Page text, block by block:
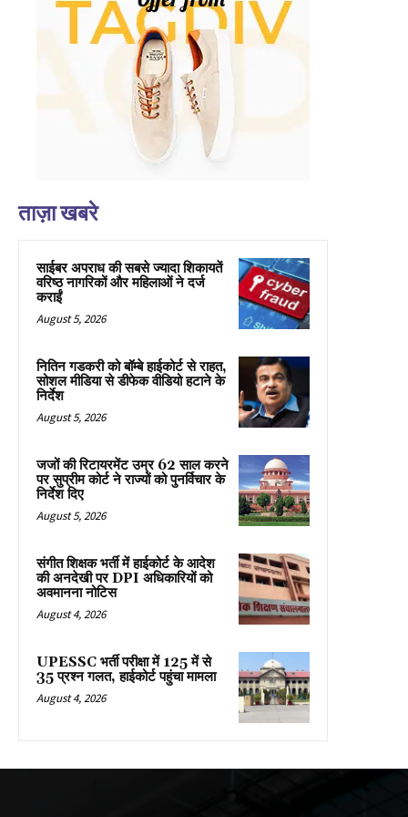
ताज़ा खबरे
साईबर अपराध की सबसे ज्यादा शिकायतें
वरिष्ठ नागरिकों और महिलाओं ने दर्ज
कराईं
August 5, 2026
नितिन गडकरी को बॉम्बे हाईकोर्ट से राहत,
सोशल मीडिया से डीफेक वीडियो हटाने के
निर्देश
August 5, 2026
जजों की रिटायरमेंट उम्र 62 साल करने
पर सुप्रीम कोर्ट ने राज्यों को पुनर्विचार के
निर्देश दिए
August 5, 2026
संगीत शिक्षक भर्ती में हाईकोर्ट के आदेश
की अनदेखी पर DPI अधिकारियों को
अवमानना नोटिस
August 4, 2026
UPESSC भर्ती परीक्षा में 125 में से
35 प्रश्न गलत, हाईकोर्ट पहुंचा मामला
August 4, 2026